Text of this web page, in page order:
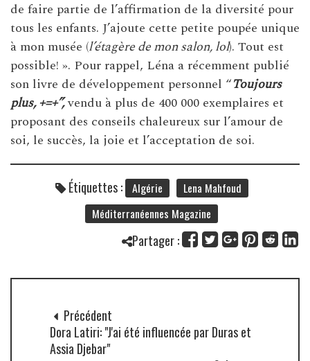
de faire partie de l’affirmation de la diversité pour
tous les enfants. J’ajoute cette petite poupée unique
à mon musée (l’étagère de mon salon, lol). Tout est
possible! ». Pour rappel, Léna a récemment publié
son livre de développement personnel “Toujours
plus, +=+”,vendu à plus de 400 000 exemplaires et
proposant des conseils chaleureux sur l’amour de
soi, le succès, la joie et l’acceptation de soi.
Étiquettes : Algérie
Lena Mahfoud
Méditerranéennes Magazine
Partager :
Précédent
Dora Latiri: "J'ai été influencée par Duras et
Assia Djebar"